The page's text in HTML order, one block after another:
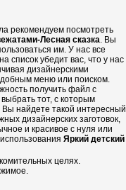
рекомендуем посмотреть
Лесная сказка. Вы
им. У нас все
список убедит вас, что у нас
дизайнерскими
меню или поиском.
получить файл с
тот, с которым
найдете такой интересный
дизайнерских заготовок,
и красивое с нуля или
Яркий детский
целях.